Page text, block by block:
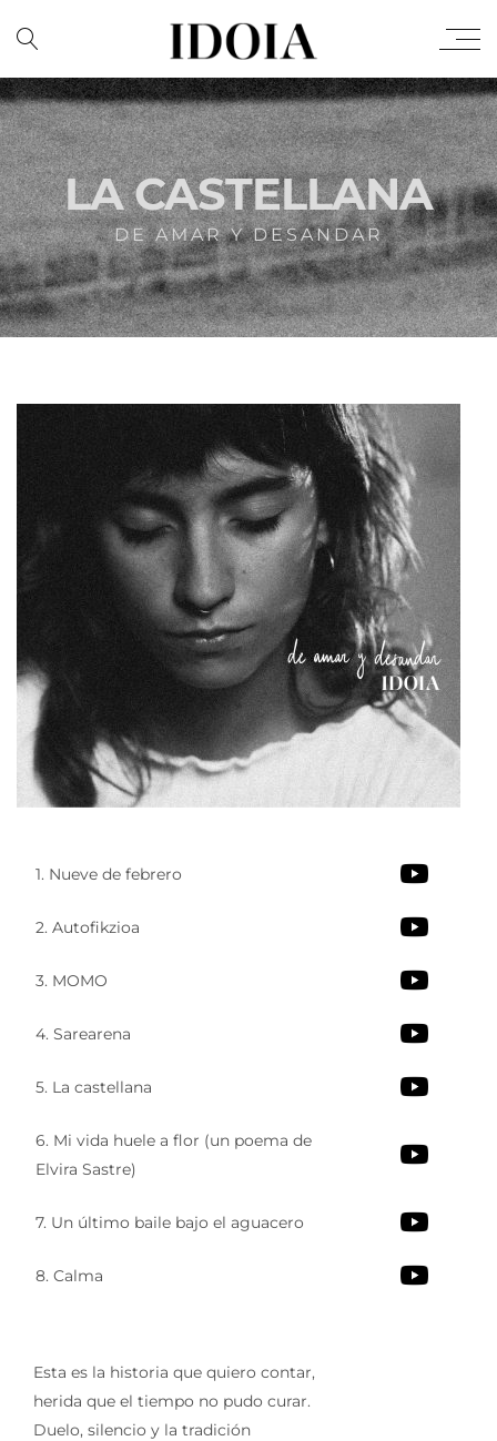
LA CASTELLANA
DE AMAR Y DESANDAR
1. Nueve de febrero
2. Autofikzioa
3. MOMO
4. Sarearena
5. La castellana
6. Mi vida huele a flor (un poema de
Elvira Sastre)
7. Un último baile bajo el aguacero
8. Calma
Esta es la historia que quiero contar,
herida que el tiempo no pudo curar.
Duelo, silencio y la tradición